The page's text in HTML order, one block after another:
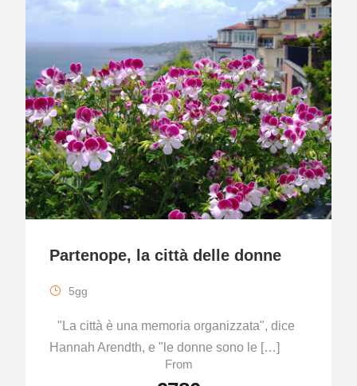
Partenope, la città delle donne
5gg
"La città è una memoria organizzata", dice
Hannah Arendth, e "le donne sono le […]
From